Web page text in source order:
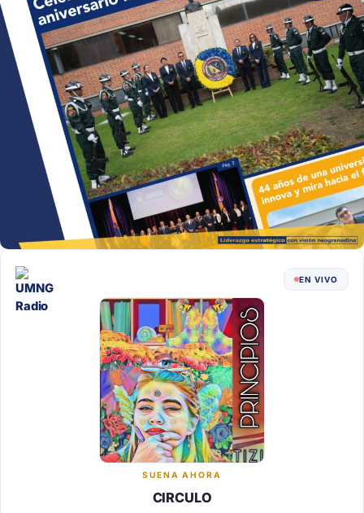
EN VIVO
SUENA AHORA
CIRCULO